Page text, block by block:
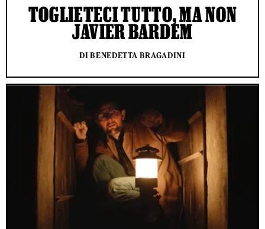
TOGLIETECI TUTTO, MA NON
JAVIER BARDEM
DI BENEDETTA BRAGADINI